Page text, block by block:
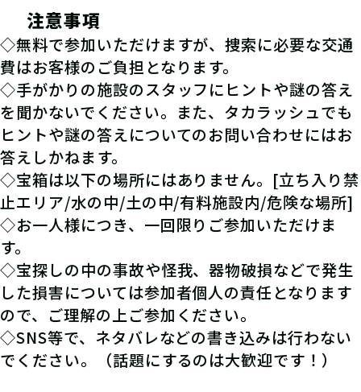
注意事項
◇無料で参加いただけますが、捜索に必要な交通
費はお客様のご負担となります。
◇手がかりの施設のスタッフにヒントや謎の答え
を聞かないでください。また、タカラッシュでも
ヒントや謎の答えについてのお問い合わせにはお
答えしかねます。
◇宝箱は以下の場所にはありません。[立ち入り禁
止エリア/水の中/土の中/有料施設内/危険な場所]
◇お一人様につき、一回限りご参加いただけま
す。
◇宝探しの中の事故や怪我、器物破損などで発生
した損害については参加者個人の責任となります
ので、ご理解の上ご参加ください。
◇SNS等で、ネタバレなどの書き込みは行わない
でください。（話題にするのは大歓迎です！）